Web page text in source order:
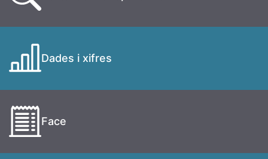
Dades i xifres
Face